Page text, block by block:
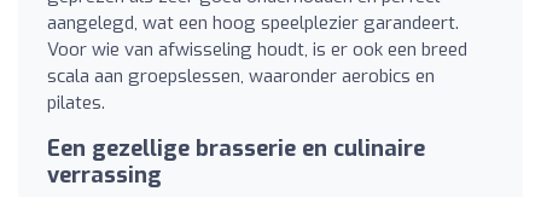
aangelegd, wat een hoog speelplezier garandeert.
Voor wie van afwisseling houdt, is er ook een breed
scala aan groepslessen, waaronder aerobics en
pilates.
Een gezellige brasserie en culinaire
verrassing